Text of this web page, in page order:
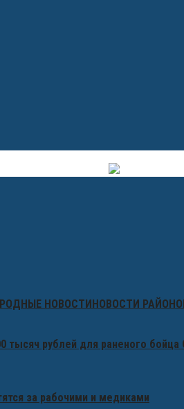
НОВОСТИНОВОСТИ
тысяч рублей для раненого бойца
за рабочими и медиками